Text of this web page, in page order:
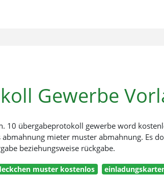
Gewerbe
10 übergabeprotokoll gewerbe word
mieter muster abmahnung. Es
beziehungsweise rückgabe.
muster kostenlos